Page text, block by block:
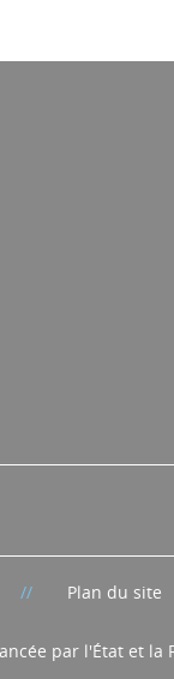
Plan du site
par l'État et la